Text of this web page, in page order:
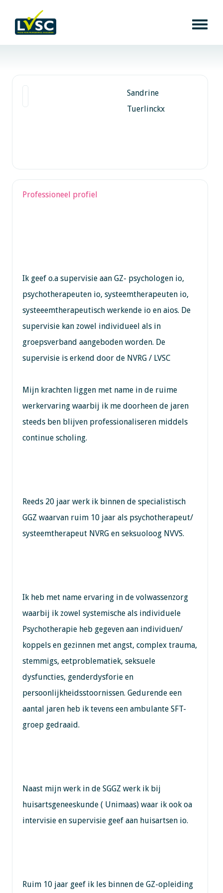
Sandrine
Tuerlinckx
Professioneel profiel
Ik geef o.a supervisie aan GZ- psychologen io,
psychotherapeuten io, systeemtherapeuten io,
systeeemtherapeutisch werkende io en aios. De
supervisie kan zowel individueel als in
groepsverband aangeboden worden. De
supervisie is erkend door de NVRG / LVSC
Mijn krachten liggen met name in de ruime
werkervaring waarbij ik me doorheen de jaren
steeds ben blijven professionaliseren middels
continue scholing.
Reeds 20 jaar werk ik binnen de specialistisch
GGZ waarvan ruim 10 jaar als psychotherapeut/
systeemtherapeut NVRG en seksuoloog NVVS.
Ik heb met name ervaring in de volwassenzorg
waarbij ik zowel systemische als individuele
Psychotherapie heb gegeven aan individuen/
koppels en gezinnen met angst, complex trauma,
stemmigs, eetproblematiek, seksuele
dysfuncties, genderdysforie en
persoonlijkheidsstoornissen. Gedurende een
aantal jaren heb ik tevens een ambulante SFT-
groep gedraaid.
Naast mijn werk in de SGGZ werk ik bij
huisartsgeneeskunde ( Unimaas) waar ik ook oa
intervisie en supervisie geef aan huisartsen io.
Ruim 10 jaar geef ik les binnen de GZ-opleiding